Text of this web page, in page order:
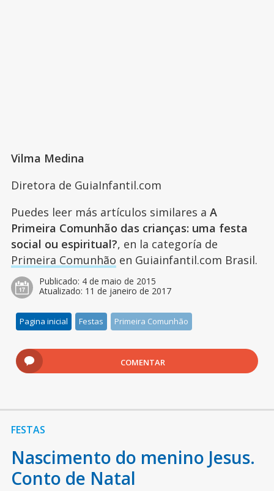
Vilma Medina
Diretora de GuiaInfantil.com
Puedes leer más artículos similares a A
Primeira Comunhão das crianças: uma festa
social ou espiritual?, en la categoría de
Primeira Comunhão en Guiainfantil.com Brasil.
Publicado: 4 de maio de 2015
Atualizado: 11 de janeiro de 2017
Pagina inicial Festas Primeira Comunhão
COMENTAR
FESTAS
Nascimento do menino Jesus.
Conto de Natal